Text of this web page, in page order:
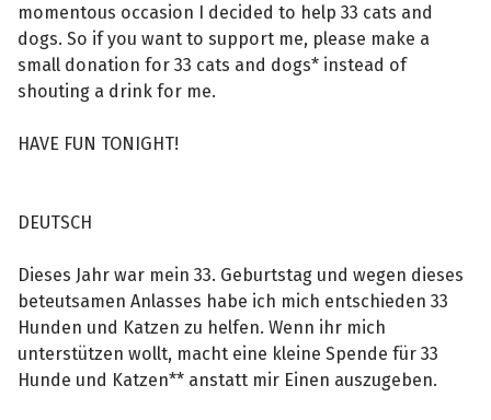
momentous occasion I decided to help 33 cats and
dogs. So if you want to support me, please make a
small donation for 33 cats and dogs* instead of
shouting a drink for me.
HAVE FUN TONIGHT!
DEUTSCH
Dieses Jahr war mein 33. Geburtstag und wegen dieses
beteutsamen Anlasses habe ich mich entschieden 33
Hunden und Katzen zu helfen. Wenn ihr mich
unterstützen wollt, macht eine kleine Spende für 33
Hunde und Katzen** anstatt mir Einen auszugeben.